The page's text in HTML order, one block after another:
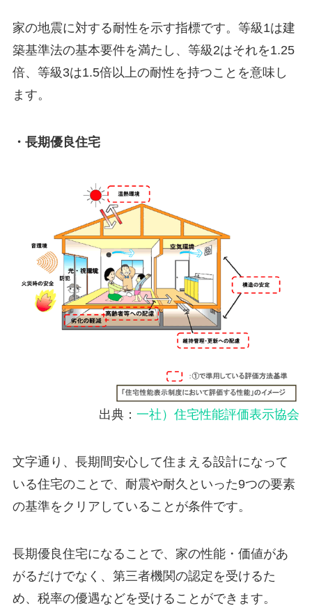
家の地震に対する耐性を示す指標です。等級1は建
築基準法の基本要件を満たし、等級2はそれを1.25
倍、等級3は1.5倍以上の耐性を持つことを意味し
ます。
・長期優良住宅
出典：一社）住宅性能評価表示協会
文字通り、長期間安心して住まえる設計になって
いる住宅のことで、耐震や耐久といった9つの要素
の基準をクリアしていることが条件です。
長期優良住宅になることで、家の性能・価値があ
がるだけでなく、第三者機関の認定を受けるた
め、税率の優遇などを受けることができます。